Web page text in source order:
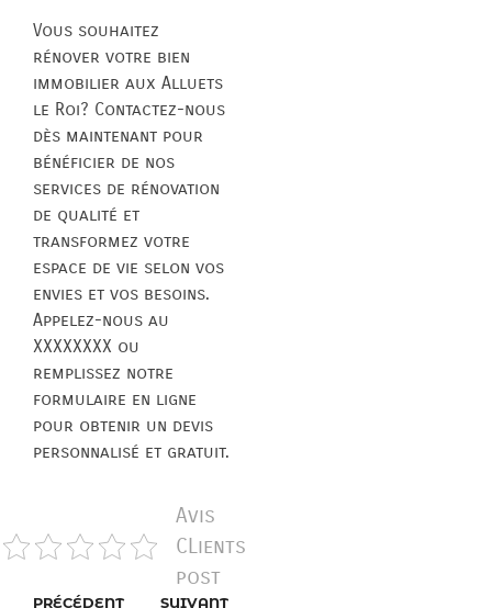
Vous souhaitez
rénover votre bien
immobilier aux Alluets
le Roi? Contactez-nous
dès maintenant pour
bénéficier de nos
services de rénovation
de qualité et
transformez votre
espace de vie selon vos
envies et vos besoins.
Appelez-nous au
XXXXXXXX ou
remplissez notre
formulaire en ligne
pour obtenir un devis
personnalisé et gratuit.
Avis
CLients
post
PRÉCÉDENT SUIVANT